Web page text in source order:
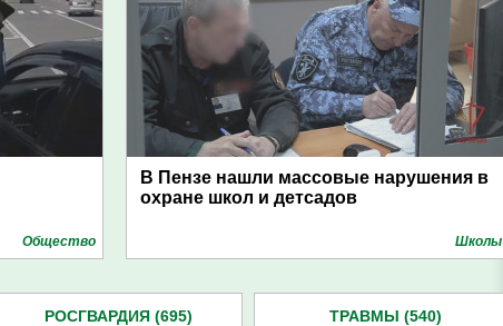
Общество
В Пензе нашли массовые нарушения в
охране школ и детсадов
Школы
РОСГВАРДИЯ (695) ТРАВМЫ (540)